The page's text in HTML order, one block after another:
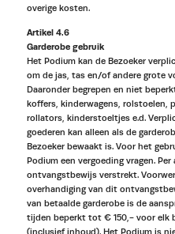
overige kosten.
Artikel 4.6
Garderobe gebruik
Het Podium kan de Bezoeker
om de jas, tas en/of andere grote
Daaronder begrepen en niet
koffers, kinderwagens, rolstoelen,
rollators, kinderstoeltjes e.d.
goederen kan alleen als de
Bezoeker bewaakt is. Voor het
Podium een vergoeding vragen.
ontvangstbewijs verstrekt.
overhandiging van dit
van betaalde garderobe is de
tijden beperkt tot € 150,- voor elk
(inclusief inhoud). Het Podium is